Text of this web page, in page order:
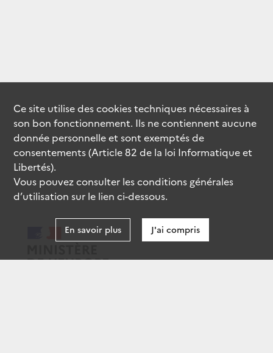
Ce site utilise descookiestechniques nécessaires à
son bon fonctionnement. Ils ne contiennent aucune
donnée personnelle et sont exemptés de
consentements (Article 82 de la loi Informatique et
Libertés).
Vous pouvez consulter les conditions générales
d’utilisation sur le lien ci-dessous.
En savoir plus J'ai compris